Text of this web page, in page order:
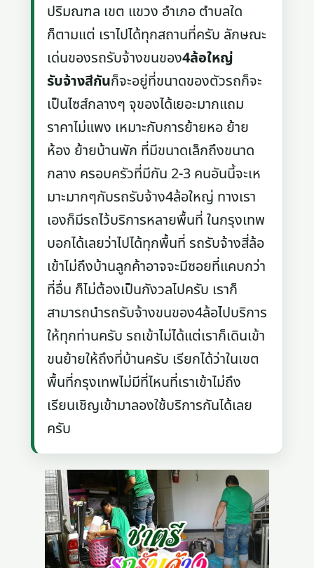
ปริมณฑล เขต แขวง อำเภอ ตำบลใด
ก็ตามแต่ เราไปได้ทุกสถานที่ครับ ลักษณะ
เด่นของรถรับจ้างขนของ4ล้อใหญ่
รับจ้างสีกันก็จะอยู่ที่ขนาดของตัวรถก็จะ
เป็นไซส์กลางๆ จุของได้เยอะมากแถม
ราคาไม่แพง เหมาะกับการย้ายหอ ย้าย
ห้อง ย้ายบ้านพัก ที่มีขนาดเล็กถึงขนาด
กลาง ครอบครัวที่มีกัน 2-3 คนอันนี้จะเห
มาะมากๆกับรถรับจ้าง4ล้อใหญ่ ทางเรา
เองก็มีรถไว้บริการหลายพื้นที่ ในกรุงเทพ
บอกได้เลยว่าไปได้ทุกพื้นที่ รถรับจ้างสี่ล้อ
เข้าไม่ถึงบ้านลูกค้าอาจจะมีซอยที่แคบกว่า
ที่อื่น ก็ไม่ต้องเป็นกังวลไปครับ เราก็
สามารถนำรถรับจ้างขนของ4ล้อไปบริการ
ให้ทุกท่านครับ รถเข้าไม่ได้แต่เราก็เดินเข้า
ขนย้ายให้ถึงที่บ้านครับ เรียกได้ว่าในเขต
พื้นที่กรุงเทพไม่มีที่ไหนที่เราเข้าไม่ถึง
เรียนเชิญเข้ามาลองใช้บริการกันได้เลย
ครับ